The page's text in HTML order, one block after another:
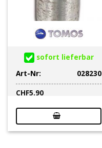
sofort lieferbar
Art-Nr:
028230
CHF5.90